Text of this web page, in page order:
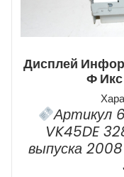
Дисплей
Ф
Артикул
VK45DE
выпуска